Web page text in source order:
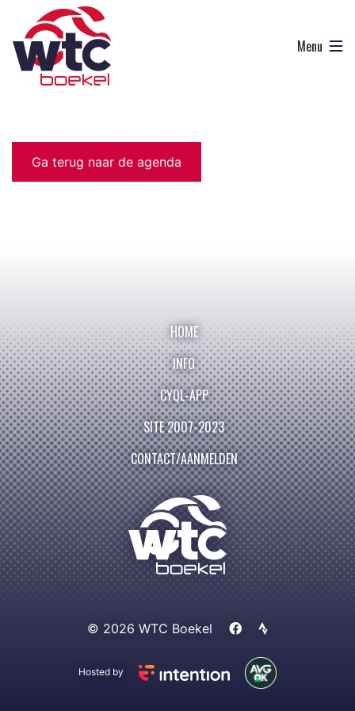
Ga terug naar de agenda
HOME
INFO
CYQL-APP
SITE 2007-2023
CONTACT/AANMELDEN
© 2026 WTC Boekel
Hosted by